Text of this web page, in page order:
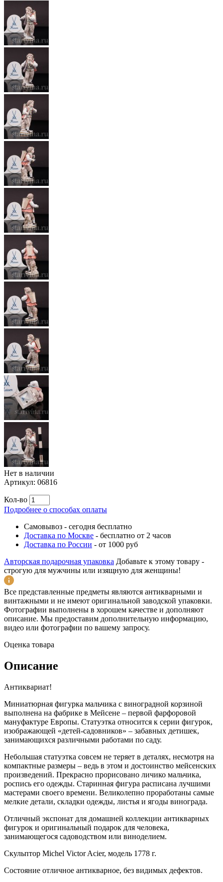
Нет в наличии
Артикул: 06816
Кол-во
Подробнее о способах оплаты
Самовывоз - сегодня бесплатно
Доставка по Москве - бесплатно от 2 часов
Доставка по России - от 1000 руб
Авторская подарочная упаковка Добавьте к этому товару -
строгую для мужчины или изящную для женщины!
Все представленные предметы являются антикварными и
винтажными и не имеют оригинальной заводской упаковки.
Фотографии выполнены в хорошем качестве и дополняют
описание. Мы предоставим дополнительную информацию,
видео или фотографии по вашему запросу.
Оценка товара
Описание
Антиквариат!
Миниатюрная фигурка мальчика с виноградной корзиной
выполнена на фабрике в Мейсене – первой фарфоровой
мануфактуре Европы. Статуэтка относится к серии фигурок,
изображающей «детей-садовников» – забавных детишек,
занимающихся различными работами по саду.
Небольшая статуэтка совсем не теряет в деталях, несмотря на
компактные размеры – ведь в этом и достоинство мейсенских
произведений. Прекрасно прорисовано личико мальчика,
роспись его одежды. Старинная фигура расписана лучшими
мастерами своего времени. Великолепно проработаны самые
мелкие детали, складки одежды, листья и ягоды винограда.
Отличный экспонат для домашней коллекции антикварных
фигурок и оригинальный подарок для человека,
занимающегося садоводством или виноделием.
Скульптор Michel Victor Acier, модель 1778 г.
Состояние отличное антикварное, без видимых дефектов.